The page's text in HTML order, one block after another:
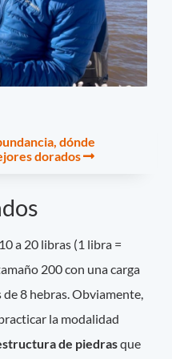
dónde
dorados
a 20 libras (1 libra =
200 con una carga
8 hebras. Obviamente,
la modalidad
de piedrasque